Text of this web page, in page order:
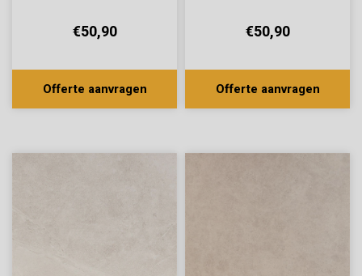
€50,90
Offerte aanvragen
€50,90
Offerte aanvragen